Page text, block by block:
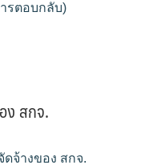
รตอบกลับ)
ง สกจ.
จ้างของ สกจ.